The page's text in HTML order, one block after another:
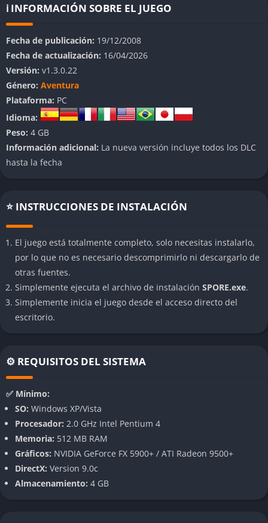
👉 Características de Spore
Crea tu universo
Una de las características más destacadas de
poderoso conjunto de herramientas creativas. Los jugadores
pueden diseñar criaturas, vehículos, edificios e incluso naves
espaciales. Cada elemento del universo es completamente
personalizable, lo que permite a los jugadores dar rienda
suelta a su imaginación.
Civilización y Espacio. Cada etapa tiene mecánicas únicas que
van desde la supervivencia básica hasta la conquista galáctica.
Las decisiones que tomes en cada fase influirán en el
desarrollo de tu especie.
Explora y comparte
Aunque es un juego para un solo jugador,Sporepermite
compartir tus creaciones con otros usuarios mediante una
Gráficos y música inmersiva
A pesar de no ser un título reciente,
artístico único y una banda sonora que acompaña
perfectamente cada etapa del juego.
Gameplay
EnSpore, comienzas como un microorganismo en la etapa
Célula, donde debes sobrevivir comiendo y evitando
ℹ️ INFORMACIÓN SOBRE EL JUEGO
Fecha de publicación: 19/12/2008
Fecha de actualización: 16/04/2026
Versión: v1.3.0.22
Género: Aventura
Plataforma: PC
Idioma:
Peso: 4 GB
Información adicional: La nueva versión incluye todos los DLC
hasta la fecha
⭐ INSTRUCCIONES DE INSTALACIÓN
El juego está totalmente completo, solo necesitas instalarlo,
por lo que no es necesario descomprimirlo ni descargarlo de
otras fuentes.
Simplemente ejecuta el archivo de instalación SPORE.exe.
Simplemente inicia el juego desde el acceso directo del
escritorio.
⚙️ REQUISITOS DEL SISTEMA
✅ Mínimo:
SO: Windows XP/Vista
Procesador: 2.0 GHz Intel Pentium 4
Memoria: 512 MB RAM
Gráficos: NVIDIA GeForce FX 5900+ / ATI Radeon 9500+
DirectX: Version 9.0c
Almacenamiento: 4 GB